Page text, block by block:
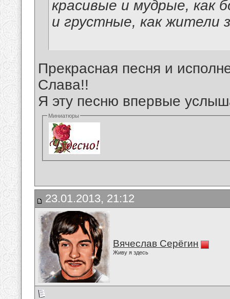
красивые и мудрые, как
и грустные, как жители
Прекрасная песня и
Слава!!
Я эту песню впервые
Миниатюры
23.01.2013, 21:12
Вячеслав Серёгин
Живу я здесь